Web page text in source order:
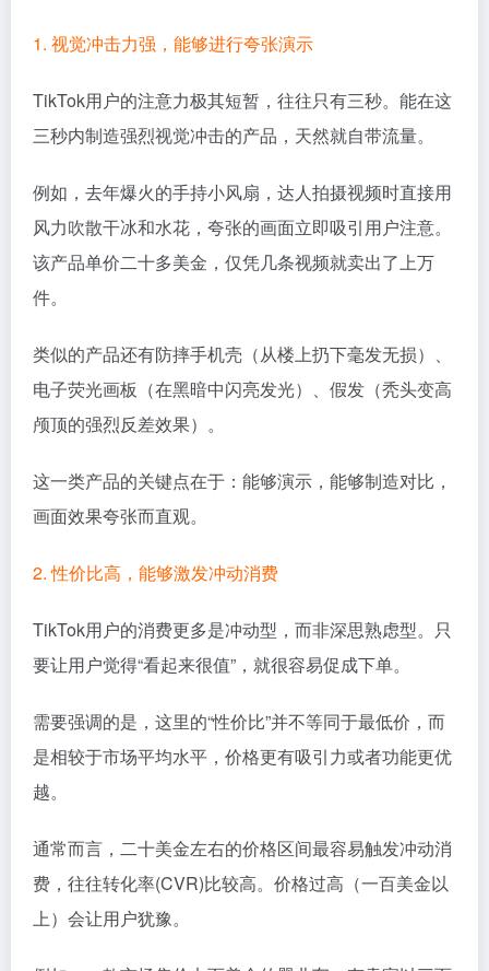
1. 视觉冲击力强，能够进行夸张演示
TikTok用户的注意力极其短暂，往往只有三秒。能在这
三秒内制造强烈视觉冲击的产品，天然就自带流量。
例如，去年爆火的手持小风扇，达人拍摄视频时直接用
风力吹散干冰和水花，夸张的画面立即吸引用户注意。
该产品单价二十多美金，仅凭几条视频就卖出了上万
件。
类似的产品还有防摔手机壳（从楼上扔下毫发无损）、
电子荧光画板（在黑暗中闪亮发光）、假发（秃头变高
颅顶的强烈反差效果）。
这一类产品的关键点在于：能够演示，能够制造对比，
画面效果夸张而直观。
2. 性价比高，能够激发冲动消费
TikTok用户的消费更多是冲动型，而非深思熟虑型。只
要让用户觉得“看起来很值”，就很容易促成下单。
需要强调的是，这里的“性价比”并不等同于最低价，而
是相较于市场平均水平，价格更有吸引力或者功能更优
越。
通常而言，二十美金左右的价格区间最容易触发冲动消
费，往往转化率(CVR)比较高。价格过高（一百美金以
上）会让用户犹豫。